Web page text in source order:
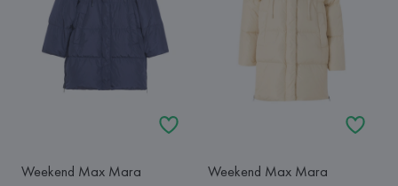
Weekend Max Mara Weekend Max Mara